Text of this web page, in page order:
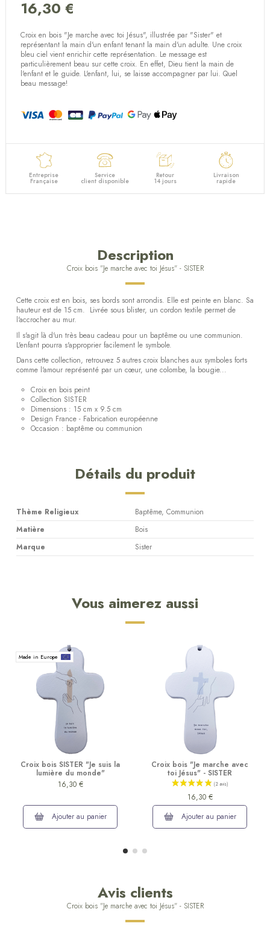
(2 avis)
16,30 €
Croix en bois "Je marche avec toi Jésus", illustrée par "Sister" et
représentant la main d'un enfant tenant la main d'un adulte. Une croix
bleu ciel vient enrichir cette représentation. Le message est
particulièrement beau sur cette croix. En effet, Dieu tient la main de
l'enfant et le guide. L'enfant, lui, se laisse accompagner par lui. Quel
beau message!
Entreprise
Française
Service
client disponible
Retour
14 jours
Livraison
rapide
Description
Croix bois "Je marche avec toi Jésus" - SISTER
Cette croix est en bois, ses bords sont arrondis. Elle est peinte en blanc. Sa
hauteur est de 15 cm. Livrée sous blister, un cordon textile permet de
l'accrocher au mur.
Il s'agit là d'un très beau cadeau pour un baptême ou une communion.
L'enfant pourra s'approprier facilement le symbole.
Dans cette collection, retrouvez 5 autres croix blanches aux symboles forts
comme l'amour représenté par un cœur, une colombe, la bougie...
Croix en bois peint
Collection SISTER
Dimensions : 15 cm x 9.5 cm
Design France - Fabrication européenne
Occasion : baptême ou communion
Détails du produit
Thème Religieux
Baptême, Communion
Matière
Bois
Marque
Sister
Vous aimerez aussi
Made in Europe
Croix bois SISTER "Je suis la
lumière du monde"
16,30 €
Ajouter au panier
Croix bois "Je marche avec
toi Jésus" - SISTER
16,30 €
Ajouter au panier
Avis clients
Croix bois "Je marche avec toi Jésus" - SISTER